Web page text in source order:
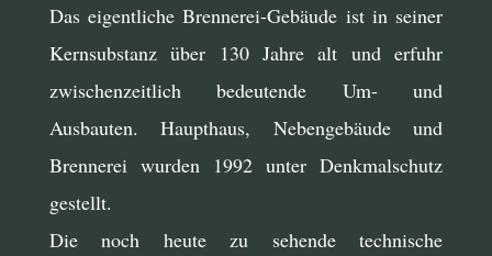
Das eigentliche Brennerei-Gebäude ist in seiner
Kernsubstanz über 130 Jahre alt und erfuhr
zwischenzeitlich bedeutende Um- und
Ausbauten. Haupthaus, Nebengebäude und
Brennerei wurden 1992 unter Denkmalschutz
gestellt.
Die noch heute zu sehende technische